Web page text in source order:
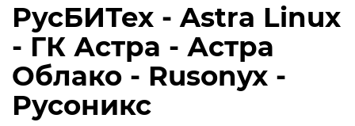
РусБИТех - Astra Linux
- ГК Астра - Астра
Облако - Rusonyx -
Русоникс